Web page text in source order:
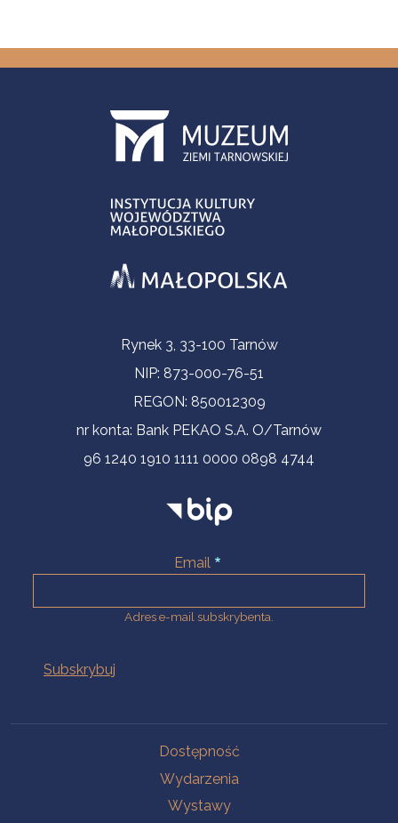
Informacje kontaktoweRynek 3, 33-100 Tarnów
NIP: 873-000-76-51
REGON: 850012309
nr konta: Bank PEKAO S.A. O/Tarnów
96 1240 1910 1111 0000 0898 4744
Email
Adres e-mail subskrybenta.
Dostępność
Wydarzenia
Wystawy